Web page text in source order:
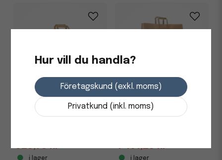
Bärkasse papper plant
brun 17L, 250/fp
i lager
Bärkasse Papp Platta
handtag Brun 44L, 200/fp
i lager
Hur vill du handla?
Företagskund (exkl. moms)
Privatkund (inkl. moms)